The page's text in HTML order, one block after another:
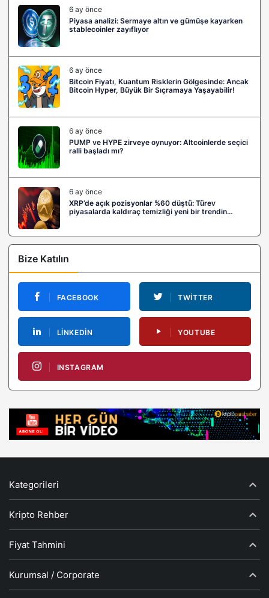
6 ay önce
Piyasa analizi: Sermaye altın ve gümüşe kayarken
stablecoinler zayıflıyor
6 ay önce
Bitcoin Fiyatı, Kuantum Risklerin Gölgesinde: Ancak
Bitcoin Hyper, Büyük Bir Sıçramaya Yaşayabilir!
6 ay önce
PUMP ve HYPE zirveye oynuyor: Altcoinlerde seçici
ralli başladı mı?
6 ay önce
XRP’de açık pozisyonlar %60 düştü: Türev
piyasalarda kaldıraç temizliği yeni bir trendin
Bize Katılın
FACEBOOK TWITTER
LINKEDIN YOUTUBE
INSTAGRAM
Kategorileri
Kripto Rehber
Fiyat Tahmini
Kurumsal / Corporate